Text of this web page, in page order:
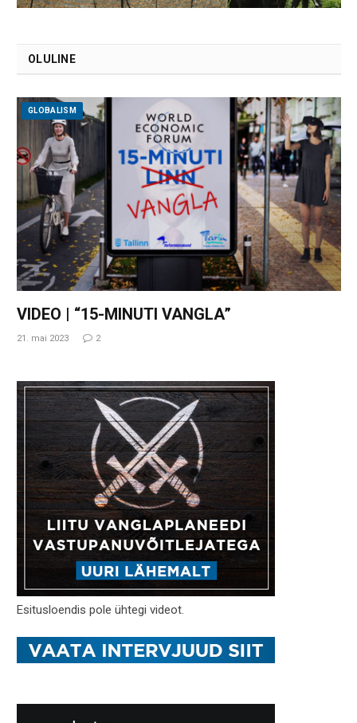
OLULINE
GLOBALISM
VIDEO | “15-MINUTI VANGLA”
21. mai 2023 2
Esitusloendis pole ühtegi videot.